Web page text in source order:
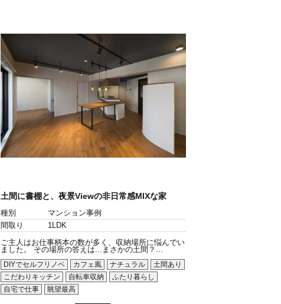
土間に書棚と、夜景Viewの非日常感MIXな家
種別
マンション事例
間取り
1LDK
ご主人はお仕事柄本の数が多く、収納場所に悩んでい
ました。 その場所の答えは...まさかの土間？...
DIYでセルフリノベ
カフェ風 ナチュラル
土間あり
こだわりキッチン
自転車収納
ふたり暮らし
自宅で仕事
眺望最高